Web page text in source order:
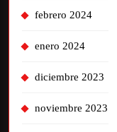
febrero 2024
enero 2024
diciembre 2023
noviembre 2023